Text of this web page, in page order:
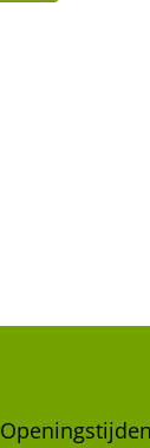
Openingstijden